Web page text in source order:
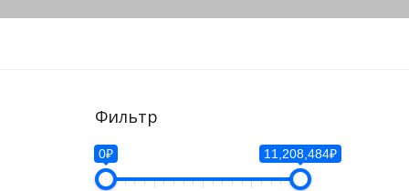
Фильтр
0₽ 11,208,484₽